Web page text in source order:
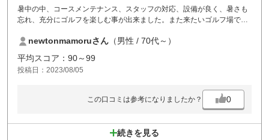
暑中の中、コースメンテナンス、スタッフの対応、設備が良く、暑さも
忘れ、充分にゴルフを楽しむ事が出来ました。また来たいゴルフ場で
newtonmamoruさん （男性 / 70代～）
平均スコア：90～99
投稿日：2023/08/05
この口コミは参考になりましたか？ 0
続きを見る